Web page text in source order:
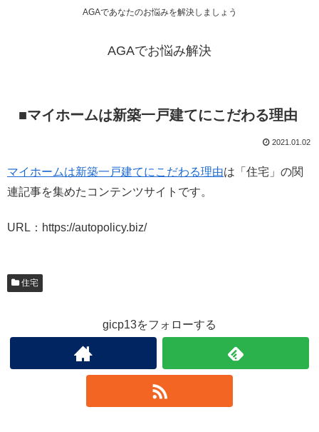
AGAであなたのお悩みを解決しましょう
AGAでお悩み解決
■マイホームは新築一戸建てにこだわる理由
2021.01.02
マイホームは新築一戸建てにこだわる理由は「住宅」の関
連記事を集めたコンテンツサイトです。
URL：https://autopolicy.biz/
住宅
gicp13をフォローする